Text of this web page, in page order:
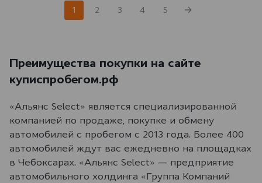
1 2 3 4 5
Преимущества покупки на сайте
куписпробегом.рф
«Альянс Select» является специализированной
компанией по продаже, покупке и обмену
автомобилей с пробегом с 2013 года. Более 400
автомобилей ждут вас ежедневно на площадках
в Чебоксарах. «Альянс Select» — предприятие
автомобильного холдинга «Группа Компаний